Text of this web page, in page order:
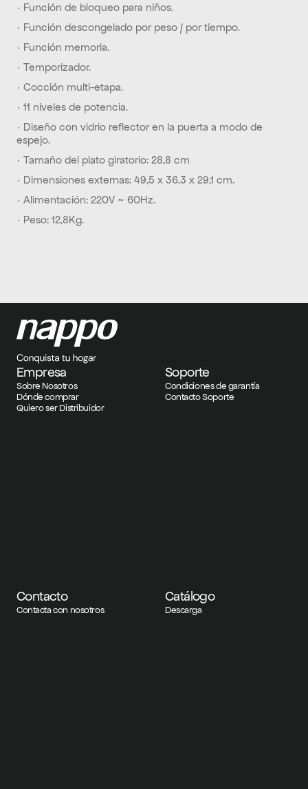
· Función de bloqueo para niños.
· Función descongelado por peso / por tiempo.
· Función memoria.
· Temporizador.
· Cocción multi-etapa.
· 11 niveles de potencia.
· Diseño con vidrio reflector en la puerta a modo de
espejo.
· Tamaño del plato giratorio: 28,8 cm
· Dimensiones externas: 49,5 x 36,3 x 29,1 cm.
· Alimentación: 220V ~ 60Hz.
· Peso: 12,8Kg.
Empresa
Sobre Nosotros
Dónde comprar
Quiero ser Distribuidor
Soporte
Condiciones de garantía
Contacto Soporte
Contacto
Contacta con nosotros
Catálogo
Descarga